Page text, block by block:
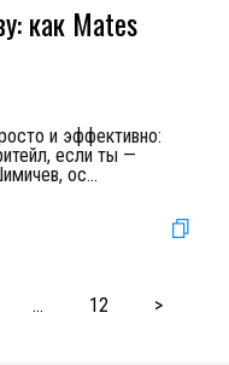
как Mates
и эффективно:
если ты —
ос...
... 12 >